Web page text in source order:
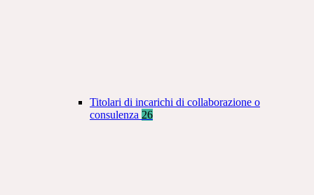
Titolari di incarichi di collaborazione o
consulenza 26